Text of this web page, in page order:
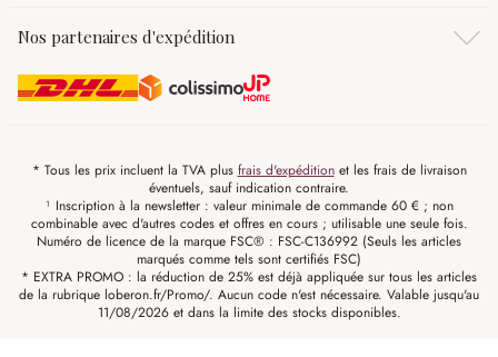
Nos partenaires d'expédition
* Tous les prix incluent la TVA plus frais d'expéditionet les frais de livraison
éventuels, sauf indication contraire.
¹ Inscription à la newsletter : valeur minimale de commande 60 € ; non
combinable avec d'autres codes et offres en cours ; utilisable une seule fois.
Numéro de licence de la marque FSC® : FSC-C136992 (Seuls les articles
marqués comme tels sont certifiés FSC)
* EXTRA PROMO : la réduction de 25% est déjà appliquée sur tous les articles
de la rubrique loberon.fr/Promo/. Aucun code n'est nécessaire. Valable jusqu'au
11/08/2026 et dans la limite des stocks disponibles.